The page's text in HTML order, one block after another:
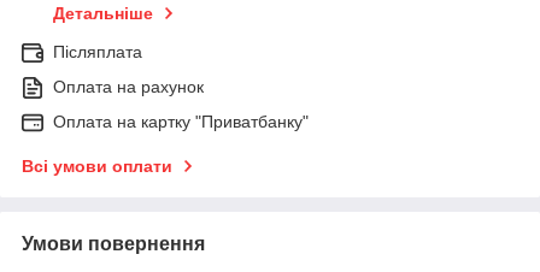
Детальніше
Післяплата
Оплата на рахунок
Оплата на картку "Приватбанку"
Всі умови оплати
Умови повернення